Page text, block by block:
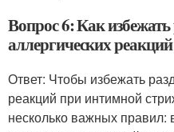
Вопрос 6: Как
аллергических
Ответ: Чтобы избежать
реакций при интимной
несколько важных